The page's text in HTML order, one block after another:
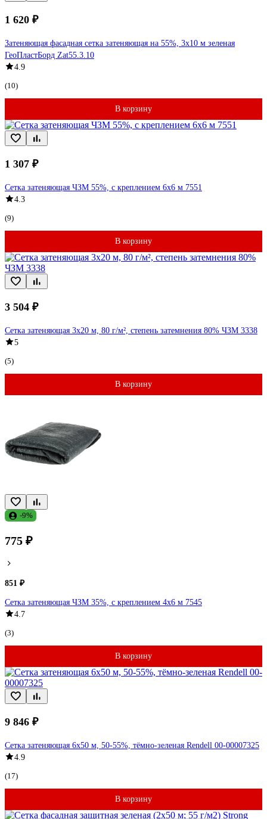
1 620 ₽
Затеняющая фасадная сетка затеняющая на 55%, 3x10 м зеленая
ГеоПластБорд Zat55.3.10
4.9
(10)
В корзину
1 307 ₽
Сетка затеняющая ЧЗМ 55%, с креплением 6x6 м 7551
4.3
(9)
В корзину
3 504 ₽
Сетка затеняющая 3x20 м, 80 г/м², степень затемнения 80% ЧЗМ 3338
5
(5)
В корзину
-9%
775 ₽
851 ₽
Сетка затеняющая ЧЗМ 35%, с креплением 4x6 м 7545
4.7
(3)
В корзину
9 846 ₽
Сетка затеняющая 6x50 м, 50-55%, тёмно-зеленая Rendell 00-00007325
4.9
(17)
В корзину